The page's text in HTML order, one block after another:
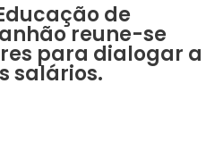
de
reune-se
para dialogar a
salários.